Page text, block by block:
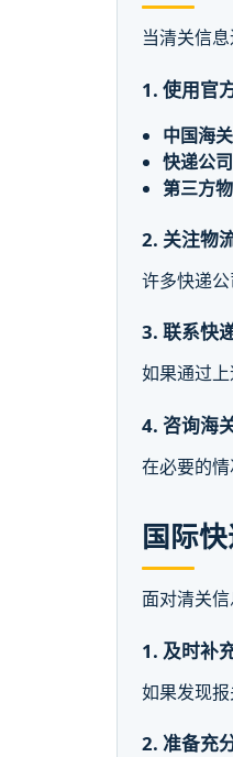
当清关信
1. 使用官
中国海关
快递公司
第三方物
2. 关注物
许多快递
3. 联系快
如果通过
4. 咨询海
在必要的
国际
面对清关
1. 及时补
如果发现
2. 准备充